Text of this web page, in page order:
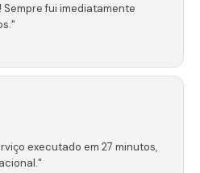
fui imediatamente
executado em 27 minutos,